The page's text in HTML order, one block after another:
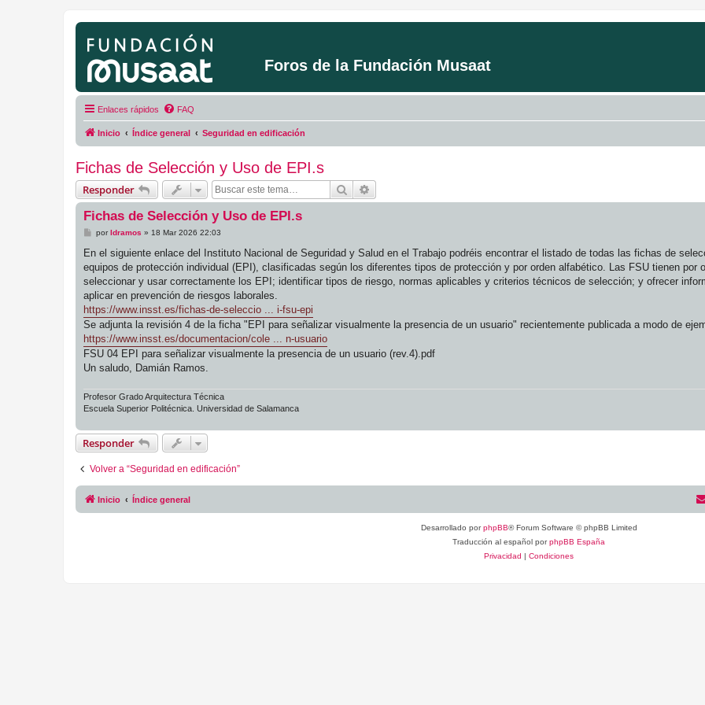
Foros de la Fundación Musaat
Enlaces rápidos FAQ
Inicio Índice general Seguridad en edificación
Fichas de Selección y Uso de EPI.s
Responder Buscar
Fichas de Selección y Uso de EPI.s
M
n
a
j
porldramos » 18 Mar 2026 22:03
En el siguiente enlace del Instituto Nacional de Seguridad y Salud en el Trabajo podréis encontrar el listado de todas las fichas de
equipos de protección individual (EPI), clasificadas según los diferentes tipos de protección y por orden alfabético. Las FSU tienen por
seleccionar y usar correctamente los EPI; identificar tipos de riesgo, normas aplicables y criterios técnicos de selección; y ofrecer
aplicar en prevención de riesgos laborales.
https://www.insst.es/fichas-de-seleccio ... i-fsu-epi
Se adjunta la revisión 4 de la ficha "EPI para señalizar visualmente la presencia de un usuario" recientemente publicada a modo de
https://www.insst.es/documentacion/cole ... n-usuario
FSU 04 EPI para señalizar visualmente la presencia de un usuario (rev.4).pdf
Un saludo, Damián Ramos.
Profesor Grado Arquitectura Técnica
Escuela Superior Politécnica. Universidad de Salamanca
Responder
Volver a “Seguridad en edificación”
Inicio Índice general
Desarrollado porphpBB® Forum Software © phpBB Limited
Traducción al español porphpBB España
Privacidad | Condiciones